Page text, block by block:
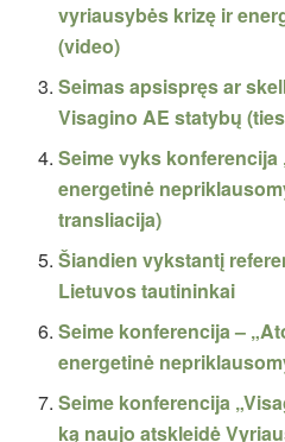
vyriausybės krizę ir
(video)
Seimas apsispręs ar
Visagino AE statybų
Seime vyks
energetinė
transliacija)
Šiandien vykstantį
Lietuvos tautininkai
Seime konferencija –
energetinė
Seime konferencija
ką naujo atskleidė